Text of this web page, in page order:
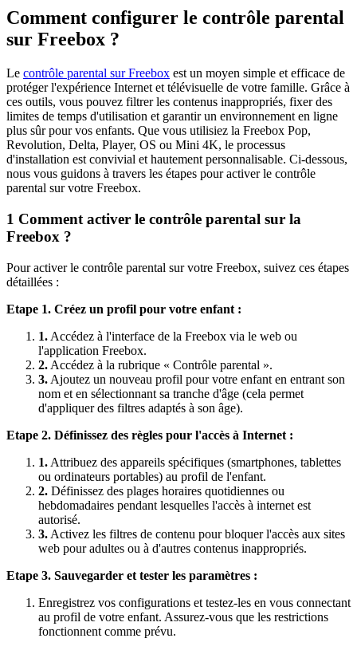
Comment configurer le contrôle parental
sur Freebox ?
Le contrôle parental sur Freebox est un moyen simple et efficace de
protéger l'expérience Internet et télévisuelle de votre famille. Grâce à
ces outils, vous pouvez filtrer les contenus inappropriés, fixer des
limites de temps d'utilisation et garantir un environnement en ligne
plus sûr pour vos enfants. Que vous utilisiez la Freebox Pop,
Revolution, Delta, Player, OS ou Mini 4K, le processus
d'installation est convivial et hautement personnalisable. Ci-dessous,
nous vous guidons à travers les étapes pour activer le contrôle
parental sur votre Freebox.
1 Comment activer le contrôle parental sur la
Freebox ?
Pour activer le contrôle parental sur votre Freebox, suivez ces étapes
détaillées :
Etape 1. Créez un profil pour votre enfant :
1. Accédez à l'interface de la Freebox via le web ou
l'application Freebox.
2. Accédez à la rubrique « Contrôle parental ».
3. Ajoutez un nouveau profil pour votre enfant en entrant son
nom et en sélectionnant sa tranche d'âge (cela permet
d'appliquer des filtres adaptés à son âge).
Etape 2. Définissez des règles pour l'accès à Internet :
1. Attribuez des appareils spécifiques (smartphones, tablettes
ou ordinateurs portables) au profil de l'enfant.
2. Définissez des plages horaires quotidiennes ou
hebdomadaires pendant lesquelles l'accès à internet est
autorisé.
3. Activez les filtres de contenu pour bloquer l'accès aux sites
web pour adultes ou à d'autres contenus inappropriés.
Etape 3. Sauvegarder et tester les paramètres :
Enregistrez vos configurations et testez-les en vous connectant
au profil de votre enfant. Assurez-vous que les restrictions
fonctionnent comme prévu.